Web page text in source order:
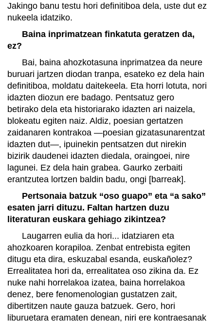
Jakingo banu testu hori definitiboa dela, uste dut ez
nukeela idatziko.
Baina inprimatzean finkatuta geratzen da,
ez?
Bai, baina ahozkotasuna inprimatzea da neure
buruari jartzen diodan tranpa, esateko ez dela hain
definitiboa, moldatu daitekeela. Eta horri lotuta, nori
idazten diozun ere badago. Pentsatuz gero
betirako dela eta historiarako idazten ari naizela,
blokeatu egiten naiz. Aldiz, poesian gertatzen
zaidanaren kontrakoa —poesian gizatasunarentzat
idazten dut—, ipuinekin pentsatzen dut nirekin
bizirik daudenei idazten diedala, oraingoei, nire
lagunei. Ez dela hain grabea. Gaurko zerbaiti
erantzutea lortzen baldin badu, ongi [barreak].
Pertsonaia batzuk “oso guapo” eta “a sako”
esaten jarri dituzu. Faltan hartzen duzu
literaturan euskara gehiago zikintzea?
Laugarren eulia da hori... idatziaren eta
ahozkoaren korapiloa. Zenbat entrebista egiten
ditugu eta dira, eskuzabal esanda, euskañolez?
Errealitatea hori da, errealitatea oso zikina da. Ez
nuke nahi horrelakoa izatea, baina horrelakoa
denez, bere fenomenologian gustatzen zait,
dibertitzen naute gauza batzuek. Gero, hori
liburuetara eramaten denean, niri ere kontraesanak